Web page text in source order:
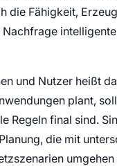
die Fähigkeit,
Nachfrage
und Nutzer heißt
plant,
Regeln final sind.
die mit
umgehen